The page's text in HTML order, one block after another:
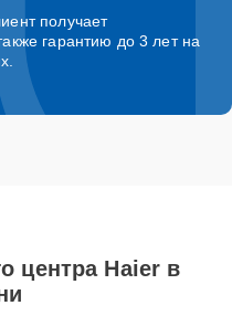
получает
гарантию до 3 лет на
центра Haier в